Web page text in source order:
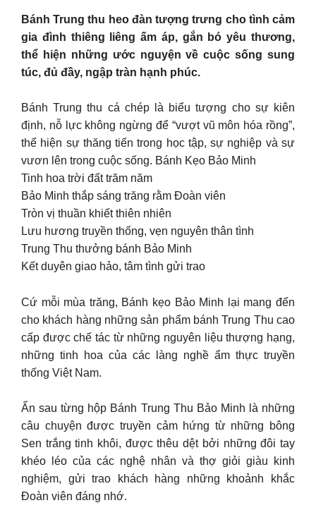
Bánh Trung thu heo đàn tượng trưng cho tình cảm
gia đình thiêng liêng ấm áp, gắn bó yêu thương,
thể hiện những ước nguyện về cuộc sống sung
túc, đủ đầy, ngập tràn hạnh phúc.
Bánh Trung thu cá chép là biểu tượng cho sự kiên
định, nỗ lực không ngừng để “vượt vũ môn hóa rồng”,
thể hiện sự thăng tiến trong học tập, sự nghiệp và sự
vươn lên trong cuộc sống. Bánh Kẹo Bảo Minh
Tinh hoa trời đất trăm năm
Bảo Minh thắp sáng trăng rằm Đoàn viên
Tròn vị thuần khiết thiên nhiên
Lưu hương truyền thống, vẹn nguyên thân tình
Trung Thu thưởng bánh Bảo Minh
Kết duyên giao hảo, tâm tình gửi trao
Cứ mỗi mùa trăng, Bánh kẹo Bảo Minh lại mang đến
cho khách hàng những sản phẩm bánh Trung Thu cao
cấp được chế tác từ những nguyên liệu thượng hạng,
những tinh hoa của các làng nghề ẩm thực truyền
thống Việt Nam.
Ẩn sau từng hộp Bánh Trung Thu Bảo Minh là những
câu chuyện được truyền cảm hứng từ những bông
Sen trắng tinh khôi, được thêu dệt bởi những đôi tay
khéo léo của các nghệ nhân và thợ giỏi giàu kinh
nghiệm, gửi trao khách hàng những khoảnh khắc
Đoàn viên đáng nhớ.